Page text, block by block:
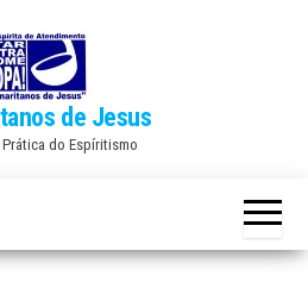
de Jesus
do Espíritismo